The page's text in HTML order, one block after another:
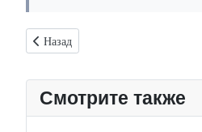
Предыдущий: Завтра греко-
Назад
Смотрите также